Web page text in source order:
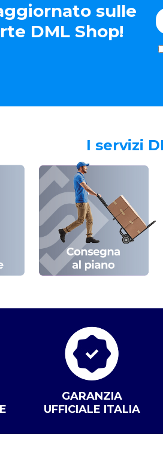
sulle
DML Shop!
I servizi
GARANZIA
UFFICIALE ITALIA